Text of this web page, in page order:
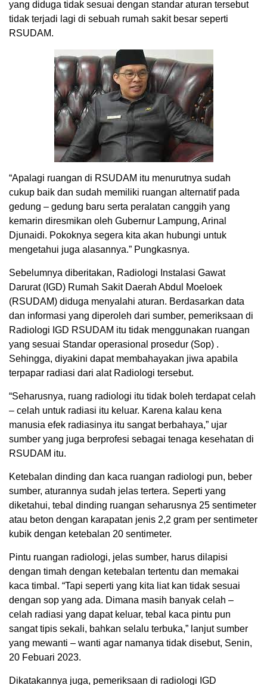
yang diduga tidak sesuai dengan standar aturan tersebut
tidak terjadi lagi di sebuah rumah sakit besar seperti
RSUDAM.
“Apalagi ruangan di RSUDAM itu menurutnya sudah
cukup baik dan sudah memiliki ruangan alternatif pada
gedung – gedung baru serta peralatan canggih yang
kemarin diresmikan oleh Gubernur Lampung, Arinal
Djunaidi. Pokoknya segera kita akan hubungi untuk
mengetahui juga alasannya.” Pungkasnya.
Sebelumnya diberitakan, Radiologi Instalasi Gawat
Darurat (IGD) Rumah Sakit Daerah Abdul Moeloek
(RSUDAM) diduga menyalahi aturan. Berdasarkan data
dan informasi yang diperoleh dari sumber, pemeriksaan di
Radiologi IGD RSUDAM itu tidak menggunakan ruangan
yang sesuai Standar operasional prosedur (Sop) .
Sehingga, diyakini dapat membahayakan jiwa apabila
terpapar radiasi dari alat Radiologi tersebut.
“Seharusnya, ruang radiologi itu tidak boleh terdapat celah
– celah untuk radiasi itu keluar. Karena kalau kena
manusia efek radiasinya itu sangat berbahaya,” ujar
sumber yang juga berprofesi sebagai tenaga kesehatan di
RSUDAM itu.
Ketebalan dinding dan kaca ruangan radiologi pun, beber
sumber, aturannya sudah jelas tertera. Seperti yang
diketahui, tebal dinding ruangan seharusnya 25 sentimeter
atau beton dengan karapatan jenis 2,2 gram per sentimeter
kubik dengan ketebalan 20 sentimeter.
Pintu ruangan radiologi, jelas sumber, harus dilapisi
dengan timah dengan ketebalan tertentu dan memakai
kaca timbal. “Tapi seperti yang kita liat kan tidak sesuai
dengan sop yang ada. Dimana masih banyak celah –
celah radiasi yang dapat keluar, tebal kaca pintu pun
sangat tipis sekali, bahkan selalu terbuka,” lanjut sumber
yang mewanti – wanti agar namanya tidak disebut, Senin,
20 Febuari 2023.
Dikatakannya juga, pemeriksaan di radiologi IGD